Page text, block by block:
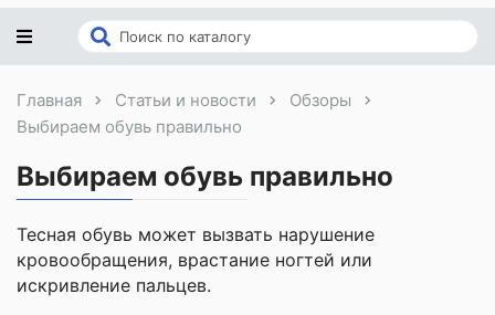
Главная Статьи и новости
Обзоры
Выбираем обувь правильно
Выбираем обувь правильно
Тесная обувь может вызвать нарушение
кровообращения, врастание ногтей или
искривление пальцев.